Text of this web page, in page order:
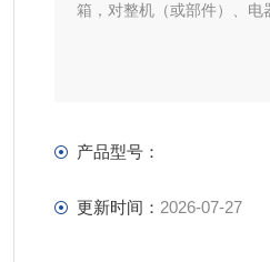
箱，对整机（或部件）、电
产品型号：
更新时间： 2026-07-27